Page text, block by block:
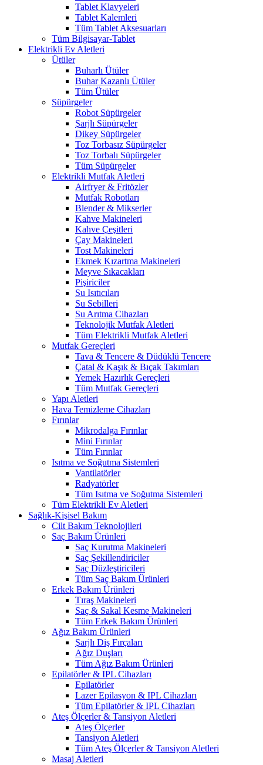
Tablet Klavyeleri
Tablet Kalemleri
Tüm Tablet Aksesuarları
Tüm Bilgisayar-Tablet
Elektrikli Ev Aletleri
Ütüler
Buharlı Ütüler
Buhar Kazanlı Ütüler
Tüm Ütüler
Süpürgeler
Robot Süpürgeler
Şarjlı Süpürgeler
Dikey Süpürgeler
Toz Torbasız Süpürgeler
Toz Torbalı Süpürgeler
Tüm Süpürgeler
Elektrikli Mutfak Aletleri
Airfryer & Fritözler
Mutfak Robotları
Blender & Mikserler
Kahve Makineleri
Kahve Çeşitleri
Çay Makineleri
Tost Makineleri
Ekmek Kızartma Makineleri
Meyve Sıkacakları
Pişiriciler
Su Isıtıcıları
Su Sebilleri
Su Arıtma Cihazları
Teknolojik Mutfak Aletleri
Tüm Elektrikli Mutfak Aletleri
Mutfak Gereçleri
Tava & Tencere & Düdüklü Tencere
Çatal & Kaşık & Bıçak Takımları
Yemek Hazırlık Gereçleri
Tüm Mutfak Gereçleri
Yapı Aletleri
Hava Temizleme Cihazları
Fırınlar
Mikrodalga Fırınlar
Mini Fırınlar
Tüm Fırınlar
Isıtma ve Soğutma Sistemleri
Vantilatörler
Radyatörler
Tüm Isıtma ve Soğutma Sistemleri
Tüm Elektrikli Ev Aletleri
Sağlık-Kişisel Bakım
Cilt Bakım Teknolojileri
Saç Bakım Ürünleri
Saç Kurutma Makineleri
Saç Şekillendiriciler
Saç Düzleştiricileri
Tüm Saç Bakım Ürünleri
Erkek Bakım Ürünleri
Tıraş Makineleri
Saç & Sakal Kesme Makineleri
Tüm Erkek Bakım Ürünleri
Ağız Bakım Ürünleri
Şarjlı Diş Fırçaları
Ağız Duşları
Tüm Ağız Bakım Ürünleri
Epilatörler & IPL Cihazları
Epilatörler
Lazer Epilasyon & IPL Cihazları
Tüm Epilatörler & IPL Cihazları
Ateş Ölçerler & Tansiyon Aletleri
Ateş Ölçerler
Tansiyon Aletleri
Tüm Ateş Ölçerler & Tansiyon Aletleri
Masaj Aletleri